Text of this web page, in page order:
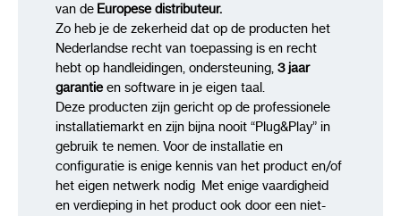
van de Europese distributeur.
Zo heb je de zekerheid dat op de producten het
Nederlandse recht van toepassing is en recht
hebt op handleidingen, ondersteuning, 3 jaar
garantieen software in je eigen taal.
Deze producten zijn gericht op de professionele
installatiemarkt en zijn bijna nooit “Plug&Play” in
gebruik te nemen. Voor de installatie en
configuratie is enige kennis van het product en/of
het eigen netwerk nodig Met enige vaardigheid
en verdieping in het product ook door een niet-